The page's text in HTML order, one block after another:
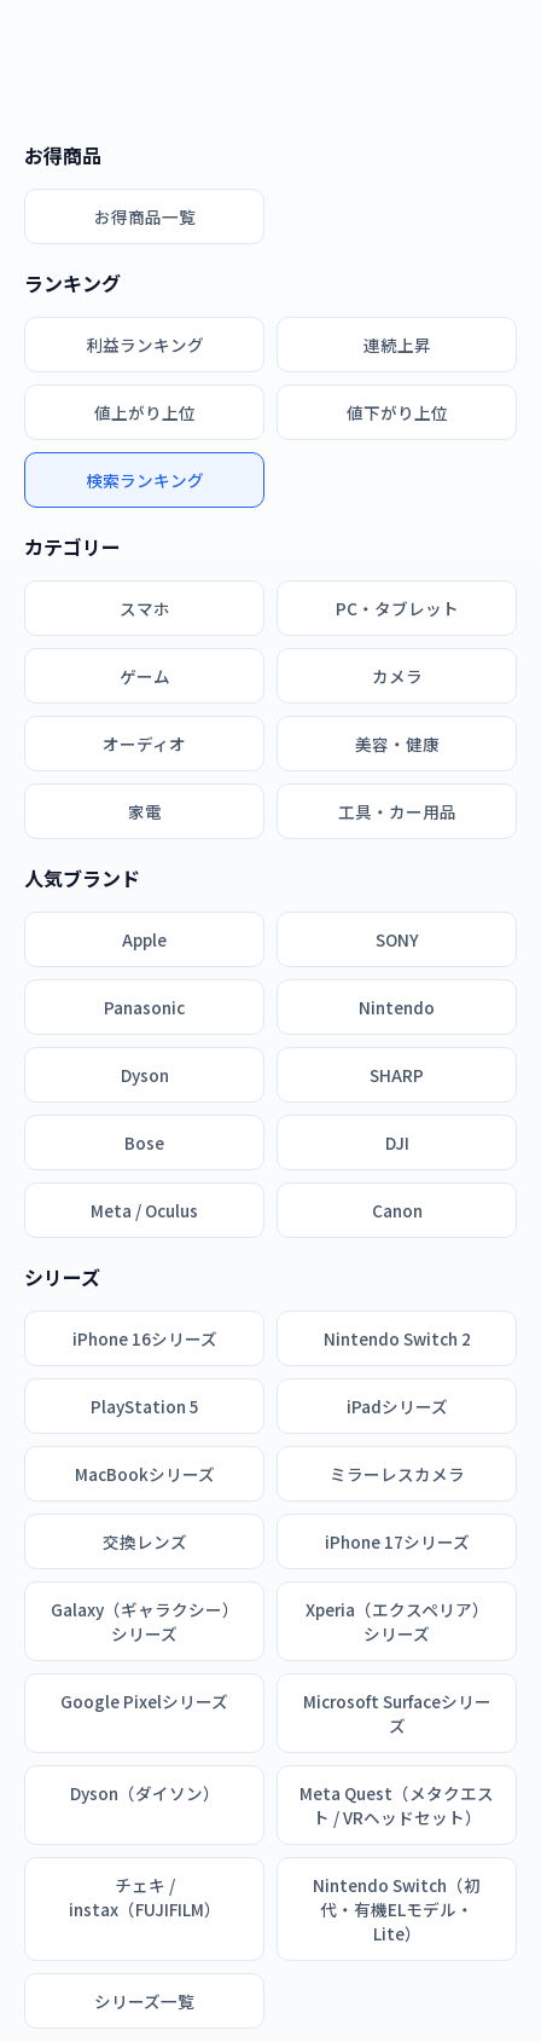
お得商品
お得商品一覧
ランキング
利益ランキング 連続上昇
値上がり上位 値下がり上位
検索ランキング
カテゴリー
スマホ PC・タブレット
ゲーム カメラ
オーディオ 美容・健康
家電 工具・カー用品
人気ブランド
Apple SONY
Panasonic Nintendo
Dyson SHARP
Bose DJI
Meta / Oculus Canon
シリーズ
iPhone 16シリーズ Nintendo Switch 2
PlayStation 5 iPadシリーズ
MacBookシリーズ ミラーレスカメラ
交換レンズ iPhone 17シリーズ
Galaxy（ギャラクシー）
シリーズ
Xperia（エクスペリア）
シリーズ
Google Pixelシリーズ
Microsoft Surfaceシリー
ズ
Dyson（ダイソン）
Meta Quest（メタクエス
ト / VRヘッドセット）
チェキ /
instax（FUJIFILM）
Nintendo Switch（初
代・有機ELモデル・
Lite）
シリーズ一覧